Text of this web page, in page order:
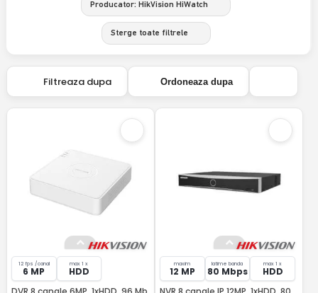
Producator: HikVision HiWatch
Sterge toate filtrele
Filtreaza dupa Ordoneaza dupa
12 fps /canal
6 MP
max 1 x
HDD
maxim
12 MP
latime banda
80 Mbps
max 1 x
HDD